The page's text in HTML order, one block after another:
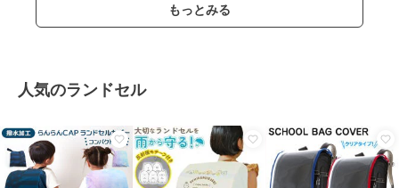
もっとみる
人気のランドセル